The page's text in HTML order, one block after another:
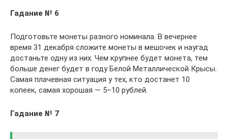
Гадание № 6
Подготовьте монеты разного номинала. В вечернее
время 31 декабря сложите монеты в мешочек и наугад
достаньте одну из них. Чем крупнее будет монета, тем
больше денег будет в году Белой Металлической Крысы.
Самая плачевная ситуация у тех, кто достанет 10
копеек, самая хорошая — 5–10 рублей.
Гадание № 7